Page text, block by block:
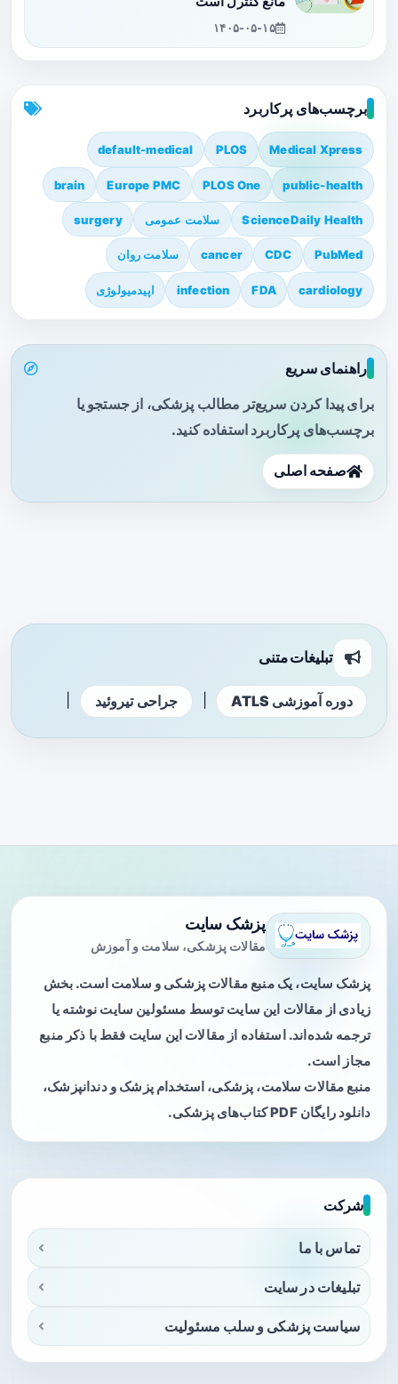
۱۴۰۵-۰۵-۱۵
برچسب‌های پرکاربرد
Medical Xpress
PLOS
default-medical
public-health
PLOS One
Europe PMC
brain
ScienceDaily Health سلامت عمومی surgery
PubMed
CDC
cancer سلامت روان
cardiology
FDA
infection اپیدمیولوژی
راهنمای سریع
برای پیدا کردن سریع‌تر مطالب پزشکی، از جستجو یا
برچسب‌های پرکاربرد استفاده کنید.
صفحه اصلی
تبلیغات متنی
دوره آموزشی ATLS جراحی تیروئید
پزشک سایت
مقالات پزشکی، سلامت و آموزش
پزشک سایت، یک منبع مقالات پزشکی و سلامت است. بخش
زیادی از مقالات این سایت توسط مسئولین سایت نوشته یا
ترجمه شده‌اند. استفاده از مقالات این سایت فقط با ذکر منبع
مجاز است.
منبع مقالات سلامت، پزشکی، استخدام پزشک و دندانپزشک،
دانلود رایگان PDF کتاب‌های پزشکی.
شرکت
تماس با ما
تبلیغات در سایت
سیاست پزشکی و سلب مسئولیت